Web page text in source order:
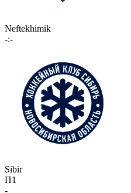
Neftekhimik
-:-
Sibir
П1
-